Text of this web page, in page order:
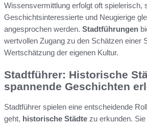
Wissensvermittlung erfolgt oft spielerisch,
Geschichtsinteressierte und Neugierige
angesprochen werden. Stadtführungen
wertvollen Zugang zu den Schätzen einer
Wertschätzung der eigenen Kultur.
Stadtführer: Historische
spannende Geschichten
Stadtführer spielen eine entscheidende
geht, historische Städte zu erkunden.